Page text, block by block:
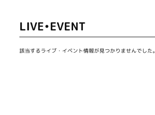
LIVE•EVENT
該当するライブ・イベント情報が見つかりませんでした。